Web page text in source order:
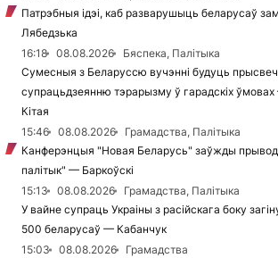
Патрэбныя ідэі, каб разварушыць беларусаў
Лябедзька
16:18
08.08.2026
Бяспека, Палітыка
Сумесныя з Беларуссю вучэнні будуць
супрацьдзеянню тэрарызму ў гарадскіх
Кітая
15:46
08.08.2026
Грамадства, Палітыка
Канферэнцыя "Новая Беларусь" заўжды
палітык" — Баркоўскі
15:13
08.08.2026
Грамадства, Палітыка
У вайне супраць Украіны з расійскага боку
500 беларусаў — Кабанчук
15:03
08.08.2026
Грамадства